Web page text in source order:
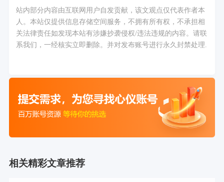
站内部分内容由互联网用户自发贡献，该文观点仅代表作者本
人。本站仅提供信息存储空间服务，不拥有所有权，不承担相
关法律责任如发现本站有涉嫌抄袭侵权/违法违规的内容。请联
系我们，一经核实立即删除。并对发布账号进行永久封禁处理.
相关精彩文章推荐